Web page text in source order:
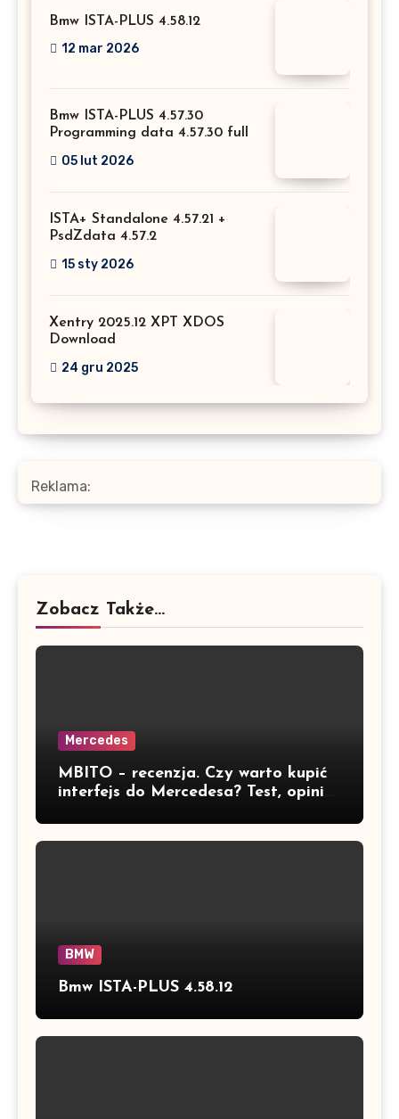
Bmw ISTA-PLUS 4.58.12
12 mar 2026
Bmw ISTA-PLUS 4.57.30
Programming data 4.57.30 full
05 lut 2026
ISTA+ Standalone 4.57.21 +
PsdZdata 4.57.2
15 sty 2026
Xentry 2025.12 XPT XDOS
Download
24 gru 2025
Reklama:
Zobacz Także...
Mercedes
MBITO – recenzja. Czy warto kupić
interfejs do Mercedesa? Test, opinia
BMW
Bmw ISTA-PLUS 4.58.12